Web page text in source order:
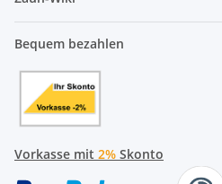
Bequem bezahlen
Vorkasse mit 2% Skonto